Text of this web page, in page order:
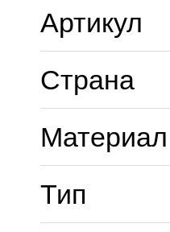
Артикул
Страна
Материал
Тип